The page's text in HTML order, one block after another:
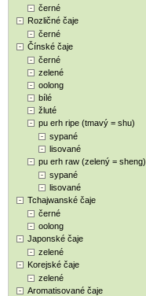
černé
Rozličné čaje
černé
Čínské čaje
černé
zelené
oolong
bílé
žluté
pu erh ripe (tmavý = shu)
sypané
lisované
pu erh raw (zelený = sheng)
sypané
lisované
Tchajwanské čaje
černé
oolong
Japonské čaje
zelené
Korejské čaje
zelené
Aromatisované čaje